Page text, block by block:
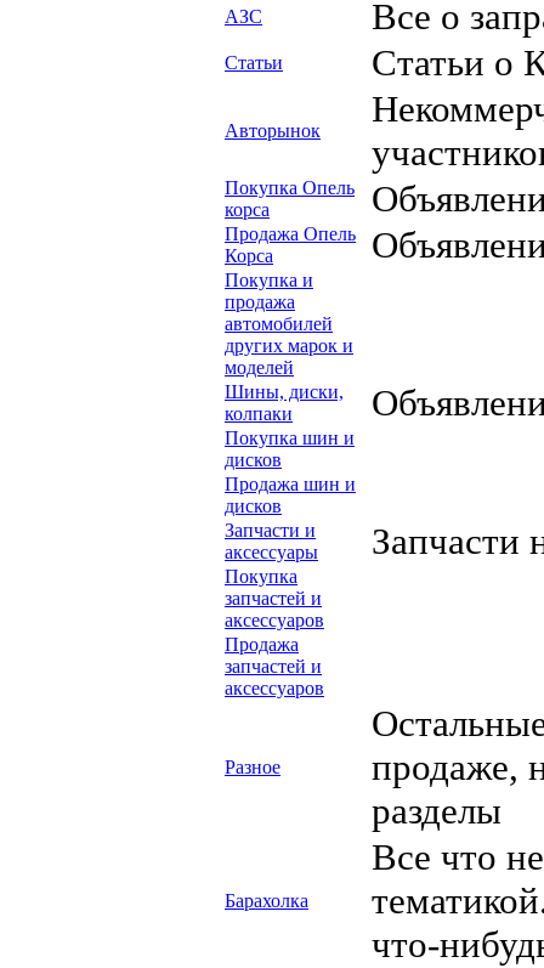
АЗС Все о
Статьи Статьи о
Авторынок
Покупка Опель
корса
Продажа Опель
Корса
Покупка и
продажа
автомобилей
других марок и
моделей
Шины, диски,
колпаки
Покупка шин и
дисков
Продажа шин и
дисков
Запчасти и
аксессуары
Запчасти
Покупка
запчастей и
аксессуаров
Продажа
запчастей и
аксессуаров
Разное
продаже,
разделы
Барахолка
Все что
что-